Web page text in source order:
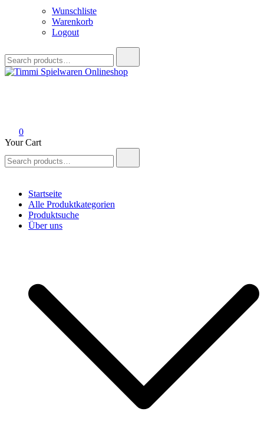
Wunschliste
Warenkorb
Logout
for:
0
Your Cart
for:
Startseite
Alle Produktkategorien
Produktsuche
Über uns